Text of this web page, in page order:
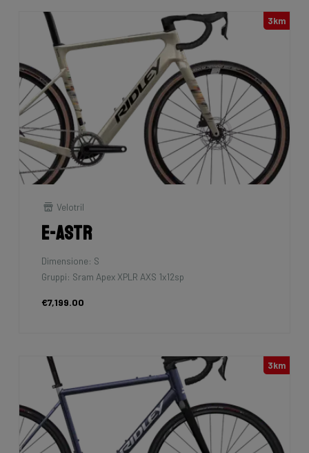
3km
Velotril
E-Astr
Dimensione: S
Gruppi: Sram Apex XPLR AXS 1x12sp
€7,199.00
3km